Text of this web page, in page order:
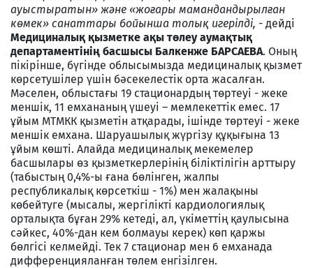
ауыстыратын» және «жоғары мамандандырылған
көмек» санаттары бойынша толық игерілді, - дейді
Медициналық қызметке ақы төлеу аумақтық
департаментінің басшысы Балкенже БАРСАЕВА. Оның
пікірінше, бүгінде облысымызда медициналық қызмет
көрсетушілер үшін бәсекелестік орта жасалған.
Мәселен, облыстағы 19 стационардың төртеуі - жеке
меншік, 11 емхананың үшеуі – мемлекеттік емес. 17
ұйым МТМКК қызметін атқарады, ішінде төртеуі - жеке
меншік емхана. Шаруашылық жүргізу құқығына 13
ұйым көшті. Алайда медициналық мекемелер
басшылары өз қызметкерлерінің біліктілігін арттыру
(табыстың 0,4%-ы ғана бөлінген, жалпы
республикалық көрсеткіш - 1%) мен жалақыны
көбейтуге (мысалы, жергілікті кардиологиялық
орталықта бұған 29% кетеді, ал, үкіметтің қаулысына
сәйкес, 40%-дан кем болмауы керек) көп қаржы
бөлгісі келмейді. Тек 7 стационар мен 6 емханада
дифференцияланған төлем енгізілген.